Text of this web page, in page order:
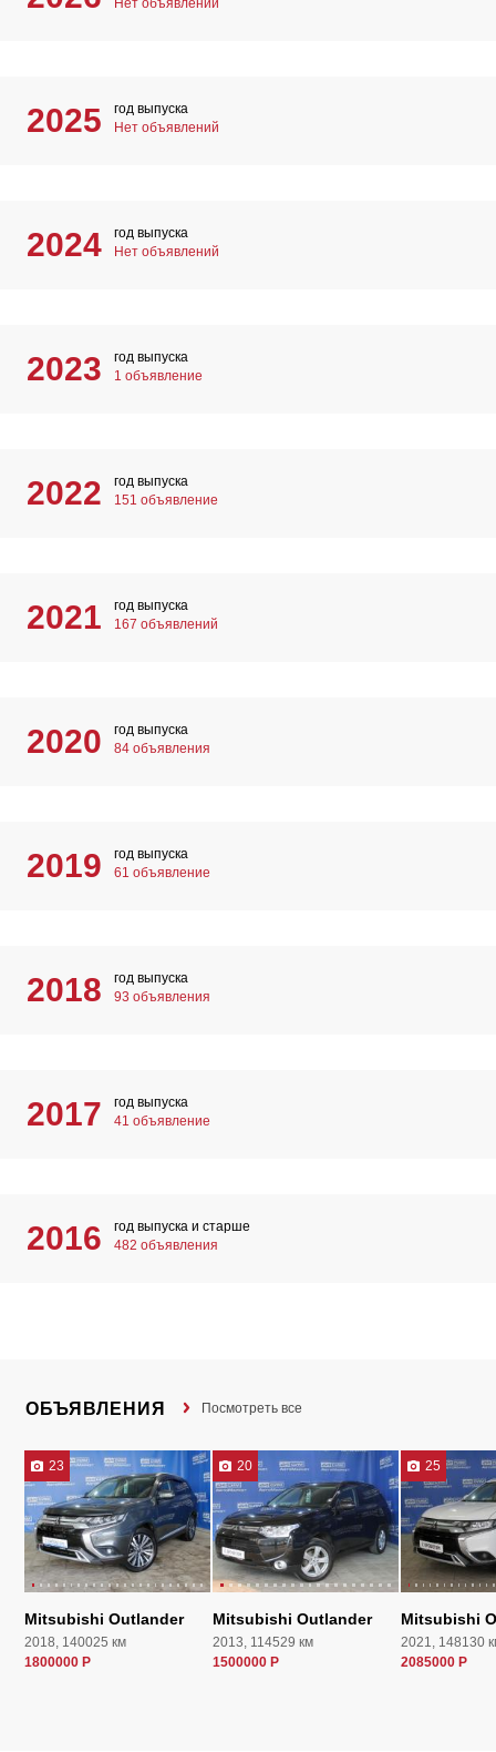
Нет объявлений
2025
год выпуска
Нет объявлений
2024
год выпуска
Нет объявлений
2023
год выпуска
1 объявление
2022
год выпуска
151 объявление
2021
год выпуска
167 объявлений
2020
год выпуска
84 объявления
2019
год выпуска
61 объявление
2018
год выпуска
93 объявления
2017
год выпуска
41 объявление
2016
год выпуска и старше
482 объявления
ОБЪЯВЛЕНИЯ Посмотреть все
23
Mitsubishi Outlander
2018, 140025 км
1800000 Р
20
Mitsubishi Outlander
2013, 114529 км
1500000 Р
25
Mitsubishi
2021, 148130
2085000 Р